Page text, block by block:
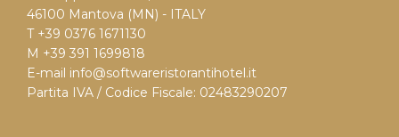
46100 Mantova (MN) - ITALY
T +39 0376 1671130
M +39 391 1699818
E-mail info@softwareristorantihotel.it
Partita IVA / Codice Fiscale: 02483290207